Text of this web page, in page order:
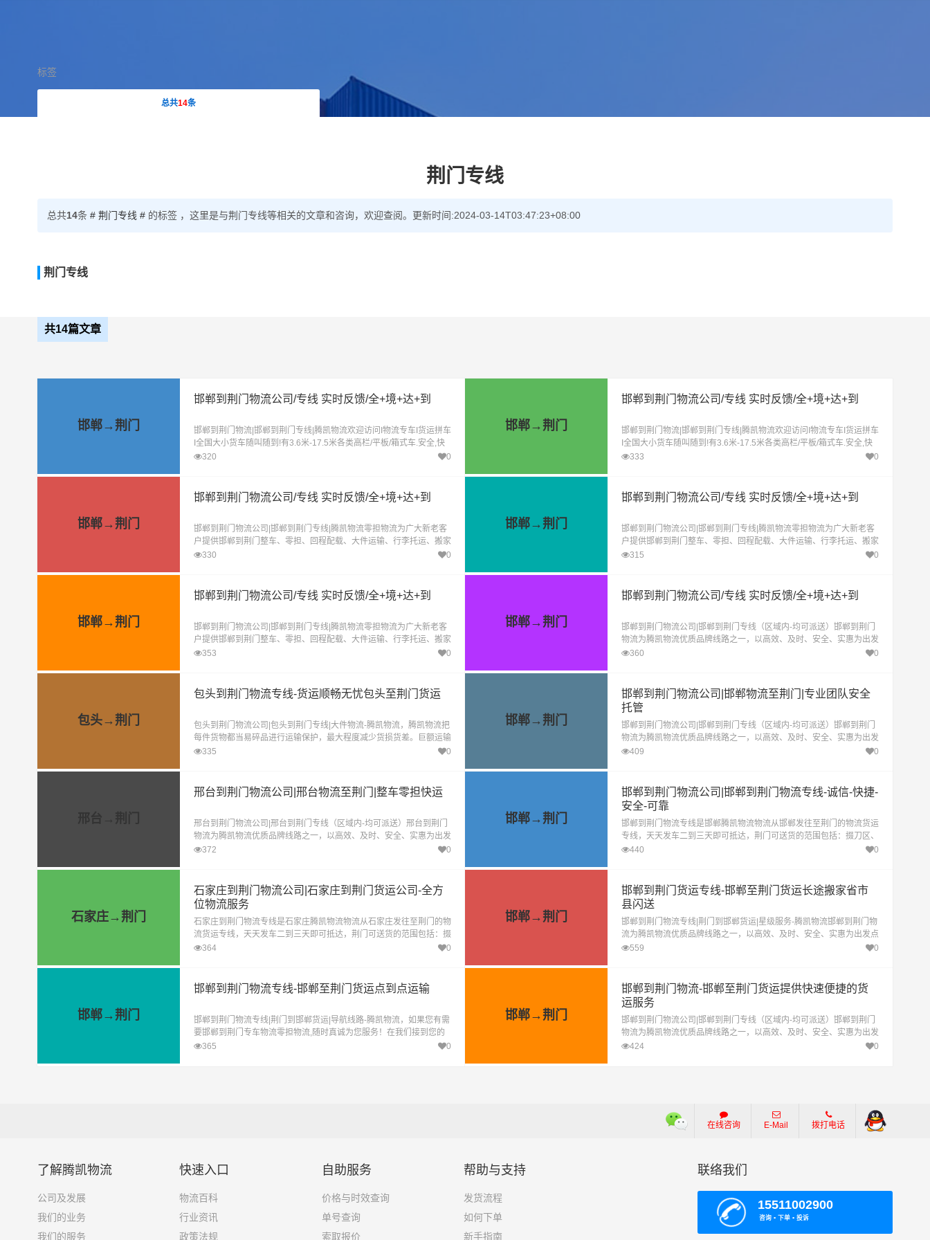
标签
总共14条
荆门专线
总共14条 # 荆门专线 #的标签 ，这里是与荆门专线等相关的文章和咨询，欢迎查阅。更新时间:2024-03-14T03:47:23+08:00
荆门专线
共14篇文章
邯郸→荆门
邯郸到荆门物流公司/专线 实时反馈/全+境+达+到
邯郸到荆门物流|邯郸到荆门专线|腾凯物流欢迎访问I物流专车I货运拼车
I全国大小货车随叫随到!有3.6米-17.5米各类高栏/平板/箱式车.安全,快
速,省钱,省心!提供企业一站式物流服务,货运代理,物流承包,品牌保障,价
320 0
邯郸→荆门
邯郸到荆门物流公司/专线 实时反馈/全+境+达+到
邯郸到荆门物流|邯郸到荆门专线|腾凯物流欢迎访问I物流专车I货运拼车
I全国大小货车随叫随到!有3.6米-17.5米各类高栏/平板/箱式车.安全,快
速,省钱,省心!提供企业一站式物流服务,货运代理,物流承包,品牌保障,价
333 0
邯郸→荆门
邯郸到荆门物流公司/专线 实时反馈/全+境+达+到
邯郸到荆门物流公司|邯郸到荆门专线|腾凯物流零担物流为广大新老客
户提供邯郸到荆门整车、零担、回程配载、大件运输、行李托运、搬家
搬厂、物流配送、货物仓储、货物包装、等服务
330 0
邯郸→荆门
邯郸到荆门物流公司/专线 实时反馈/全+境+达+到
邯郸到荆门物流公司|邯郸到荆门专线|腾凯物流零担物流为广大新老客
户提供邯郸到荆门整车、零担、回程配载、大件运输、行李托运、搬家
搬厂、物流配送、货物仓储、货物包装、等服务
315 0
邯郸→荆门
邯郸到荆门物流公司/专线 实时反馈/全+境+达+到
邯郸到荆门物流公司|邯郸到荆门专线|腾凯物流零担物流为广大新老客
户提供邯郸到荆门整车、零担、回程配载、大件运输、行李托运、搬家
搬厂、物流配送、货物仓储、货物包装、等服务
353 0
邯郸→荆门
邯郸到荆门物流公司/专线 实时反馈/全+境+达+到
邯郸到荆门物流公司|邯郸到荆门专线（区域内-均可派送）邯郸到荆门
物流为腾凯物流优质品牌线路之一，以高效、及时、安全、实惠为出发
点致力于提供最优质的邯郸至荆门物流专线。
360 0
包头→荆门
包头到荆门物流专线-货运顺畅无忧包头至荆门货运
包头到荆门物流公司|包头到荆门专线|大件物流-腾凯物流，腾凯物流把
每件货物都当易碎品进行运输保护，最大程度减少货损货差。巨额运输
险为每票货物提供保价服务，让您不再为货物的安全担忧。
335 0
邯郸→荆门
邯郸到荆门物流公司|邯郸物流至荆门|专业团队安全
托管
邯郸到荆门物流公司|邯郸到荆门专线（区域内-均可派送）邯郸到荆门
物流为腾凯物流优质品牌线路之一，以高效、及时、安全、实惠为出发
点致力于提供最优质的邯郸至荆门物流专线。
409 0
邢台→荆门
邢台到荆门物流公司|邢台物流至荆门|整车零担快运
邢台到荆门物流公司|邢台到荆门专线（区域内-均可派送）邢台到荆门
物流为腾凯物流优质品牌线路之一，以高效、及时、安全、实惠为出发
点致力于提供最优质的邢台至荆门物流专线。
372 0
邯郸→荆门
邯郸到荆门物流公司|邯郸到荆门物流专线-诚信-快捷-
安全-可靠
邯郸到荆门物流专线是邯郸腾凯物流物流从邯郸发往至荆门的物流货运
专线，天天发车二到三天即可抵达，荆门可送货的范围包括：掇刀区、
东宝区、京山市、沙洋县、钟祥市
440 0
石家庄→荆门
石家庄到荆门物流公司|石家庄到荆门货运公司-全方
位物流服务
石家庄到荆门物流专线是石家庄腾凯物流物流从石家庄发往至荆门的物
流货运专线，天天发车二到三天即可抵达，荆门可送货的范围包括：掇
刀区、东宝区、京山市、沙洋县、钟祥市
364 0
邯郸→荆门
邯郸到荆门货运专线-邯郸至荆门货运长途搬家省市
县闪送
邯郸到荆门物流专线|荆门到邯郸货运|星级服务-腾凯物流邯郸到荆门物
流为腾凯物流优质品牌线路之一，以高效、及时、安全、实惠为出发点
致力于提供最优质的邯郸至荆门物流专线。
559 0
邯郸→荆门
邯郸到荆门物流专线-邯郸至荆门货运点到点运输
邯郸到荆门物流专线|荆门到邯郸货运|导航线路-腾凯物流，如果您有需
要邯郸到荆门专车物流零担物流,随时真诚为您服务！在我们接到您的
电话预约后， 根据您预约的时间准时到达，让您享受最优质的服务，
365 0
邯郸→荆门
邯郸到荆门物流-邯郸至荆门货运提供快速便捷的货
运服务
邯郸到荆门物流公司|邯郸到荆门专线（区域内-均可派送）邯郸到荆门
物流为腾凯物流优质品牌线路之一，以高效、及时、安全、实惠为出发
点致力于提供最优质的邯郸至荆门物流专线。
424 0
在线咨询 E-Mail 拨打电话
了解腾凯物流
公司及发展
我们的业务
我们的服务
快速入口
物流百科
行业资讯
政策法规
自助服务
价格与时效查询
单号查询
索取报价
帮助与支持
发货流程
如何下单
新手指南
联络我们
15511002900
咨询 ▪ 下单 ▪ 投诉